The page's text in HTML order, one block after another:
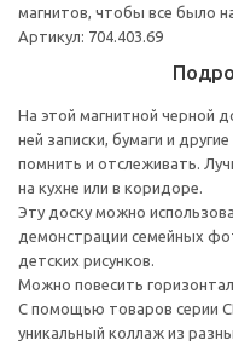
магнитов, чтобы все было
Артикул: 704.403.69
На этой магнитной черной
ней записки, бумаги и
помнить и отслеживать.
на кухне или в коридоре.
Эту доску можно
демонстрации семейных
детских рисунков.
Можно повесить
С помощью товаров серии
уникальный коллаж из